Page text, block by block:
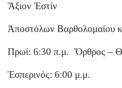
Ἂξιον Ἐστίν
Ἀποστόλων Βαρθολομαίου
Πρωί: 6:30 π.μ. Ὄρθρος –
Ἑσπερινός: 6:00 μ.μ.